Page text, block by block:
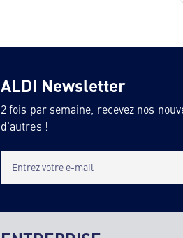
ALDI Newsletter
2 fois par semaine, recevez nos
d'autres !
Entrez votre e-mail